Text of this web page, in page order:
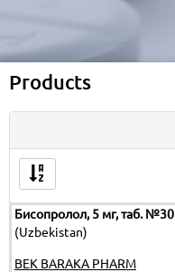
Products
Бисопролол, 5 мг, таб. №30
(Uzbekistan)
BEK BARAKA PHARM